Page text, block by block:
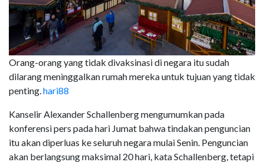
Orang-orang yang tidak divaksinasi di negara itu sudah
dilarang meninggalkan rumah mereka untuk tujuan yang tidak
penting.hari88
Kanselir Alexander Schallenberg mengumumkan pada
konferensi pers pada hari Jumat bahwa tindakan penguncian
itu akan diperluas ke seluruh negara mulai Senin. Penguncian
akan berlangsung maksimal 20 hari, kata Schallenberg, tetapi